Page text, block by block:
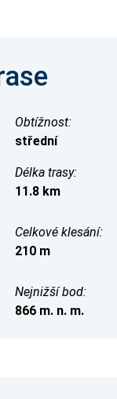
Obtížnost:
střední
Délka trasy:
11.8 km
Celkové klesání:
210 m
Nejnižší bod:
866 m. n. m.